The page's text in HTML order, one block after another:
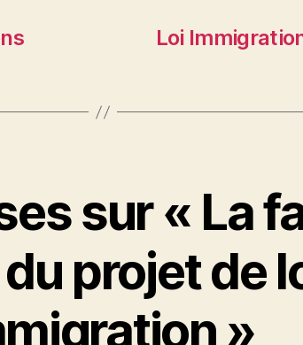
Loi
sur « La
projet de
»